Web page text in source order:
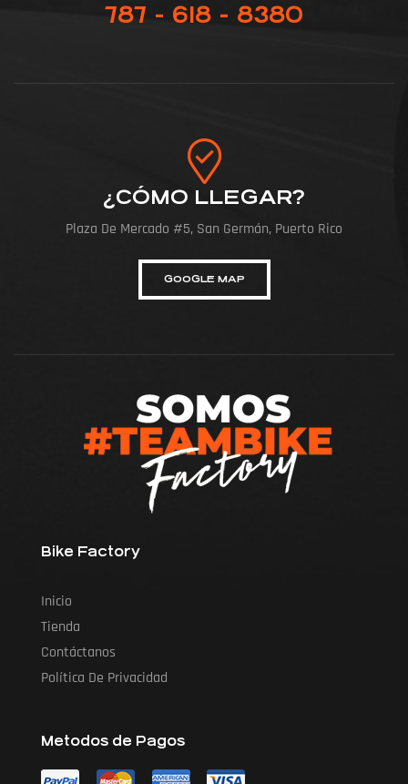
787 - 618 - 8380
¿CÓMO LLEGAR?
Plaza De Mercado #5, San Germán, Puerto Rico
GOOGLE MAP
Bike Factory
Inicio
Tienda
Contáctanos
Política De Privacidad
Metodos de Pagos